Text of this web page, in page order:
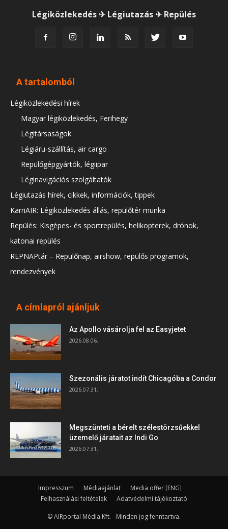
Légiközlekedés ✈ Légiutazás ✈ Repülés
A tartalomból
Légiközlekedési hírek
Magyar légiközlekedés, Ferihegy
Légitársaságok
Légiáru-szállítás, air cargo
Repülőgépgyártók, légiipar
Léginavigációs szolgáltatók
Légiutazás hírek, cikkek, információk, tippek
KarriAIR: Légiközlekedés állás, repülőtér munka
Repülés: Kisgépes- és sportrepülés, helikopterek, drónok,
katonai repülés
REPNAPtár – Repülőnap, airshow, repülős programok,
rendezvények
A címlapról ajánljuk
Az Apollo vásárolja fel az Easyjetet
2026.08.06.
Szezonális járatot indít Chicagóba a Condor
2026.07.31.
Megszünteti a bérelt szélestörzsűekkel
üzemelő járatait az Indi Go
2026.07.31.
Impresszum Médiaajánlat
Media offer [ENG]
Felhasználási feltételek
Adatvédelmi tájékoztató
© AIRportal Média Kft. - Minden jog fenntartva.